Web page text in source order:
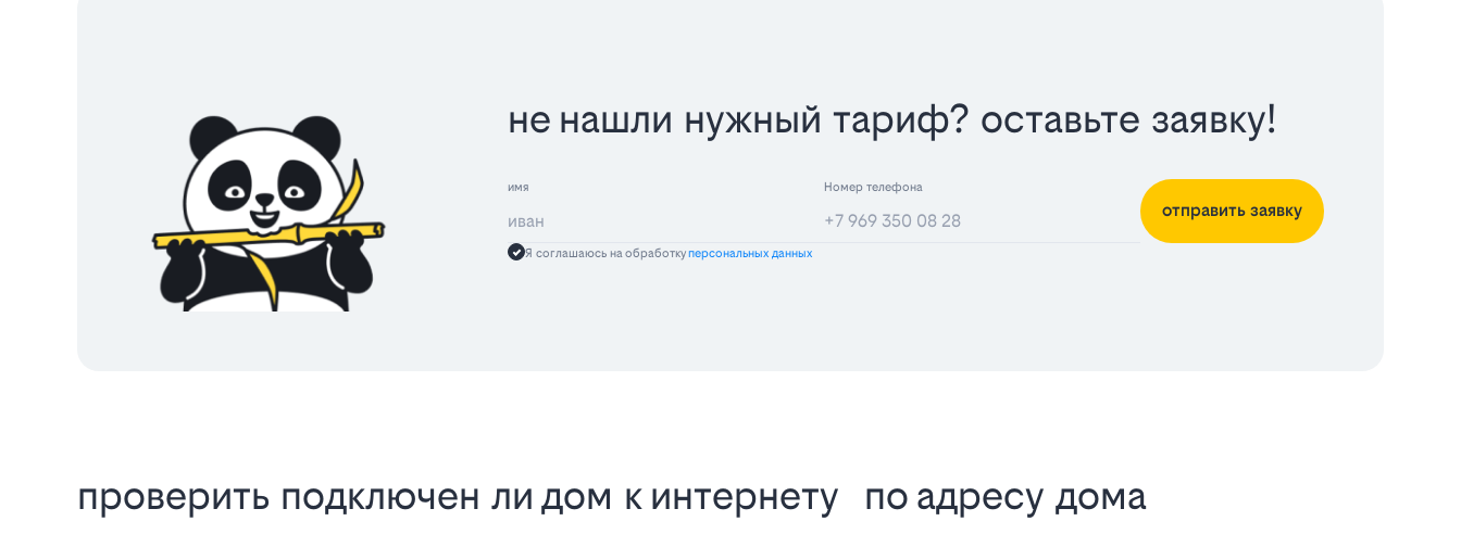
не нашли нужный тариф? оставьте заявку!
имя Номер телефона
отправить заявку
Я соглашаюсь на обработкуперсональных данных
проверить подключен ли дом к интернету по адресу дома